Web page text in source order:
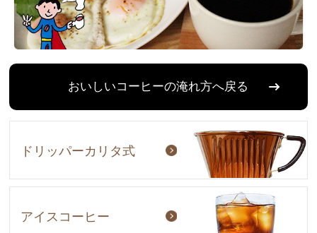
おいしいコーヒーの淹れ方へ戻る
ドリッパーカリタ式
アイスコーヒー